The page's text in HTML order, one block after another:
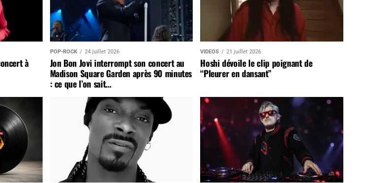
à
POP-ROCK 24 juillet 2026
Jon Bon Jovi interrompt son concert au
Madison Square Garden après 90 minutes
: ce que l’on sait…
VIDEOS 21 juillet 2026
Hoshi dévoile le clip poignant de
“Pleurer en dansant”